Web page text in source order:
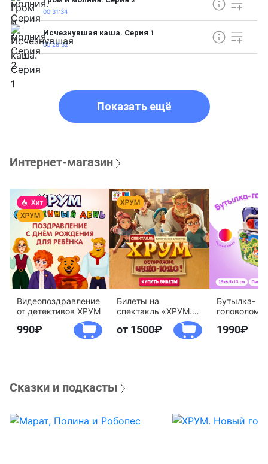
00:31:34
Исчезнувшая каша. Серия 1
00:28:32
Показать ещё
Интернет-магазин
Видеопоздравление
от детективов ХРУМ
990
Билеты на
спектакль «ХРУМ.
Осторожно, Чудо-
Юдо!»
от 1500
Бутылка-
агентство
1990
Сказки и подкасты